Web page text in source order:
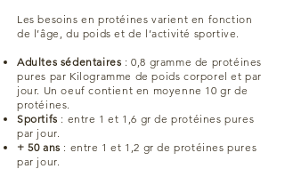
Les besoins en protéines varient en fonction
de l’âge, du poids et de l’activité sportive.
Adultes sédentaires : 0,8 gramme de protéines
pures par Kilogramme de poids corporel et par
jour. Un oeuf contient en moyenne 10 gr de
protéines.
Sportifs : entre 1 et 1,6 gr de protéines pures
par jour.
+ 50 ans : entre 1 et 1,2 gr de protéines pures
par jour.